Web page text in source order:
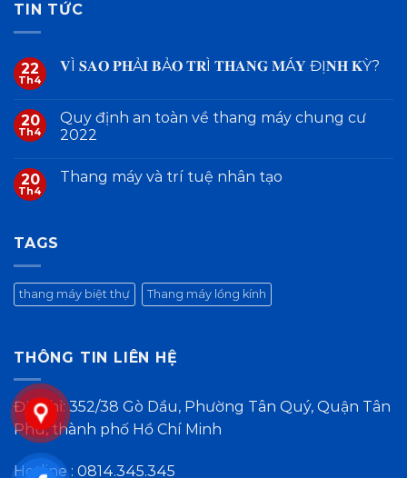
TIN TỨC
22
Th4
𝐕Ì 𝐒𝐀𝐎 𝐏𝐇Ả𝐈 𝐁Ả𝐎 𝐓𝐑Ì 𝐓𝐇𝐀𝐍𝐆 𝐌Á𝐘 ĐỊ𝐍𝐇 𝐊Ỳ?
20
Th4
Quy định an toàn về thang máy chung cư
2022
20
Th4
Thang máy và trí tuệ nhân tạo
TAGS
thang máy biệt thự Thang máy lồng kính
THÔNG TIN LIÊN HỆ
Địa chỉ: 352/38 Gò Dầu, Phường Tân Quý, Quận Tân
Phú, thành phố Hồ Chí Minh
Hotline : 0814.345.345